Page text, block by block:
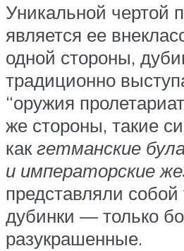
Уникальной чертой
является ее
одной стороны,
традиционно
“оружия
же стороны, такие
как гетманские
и императорские
представляли
дубинки — только
разукрашенные.